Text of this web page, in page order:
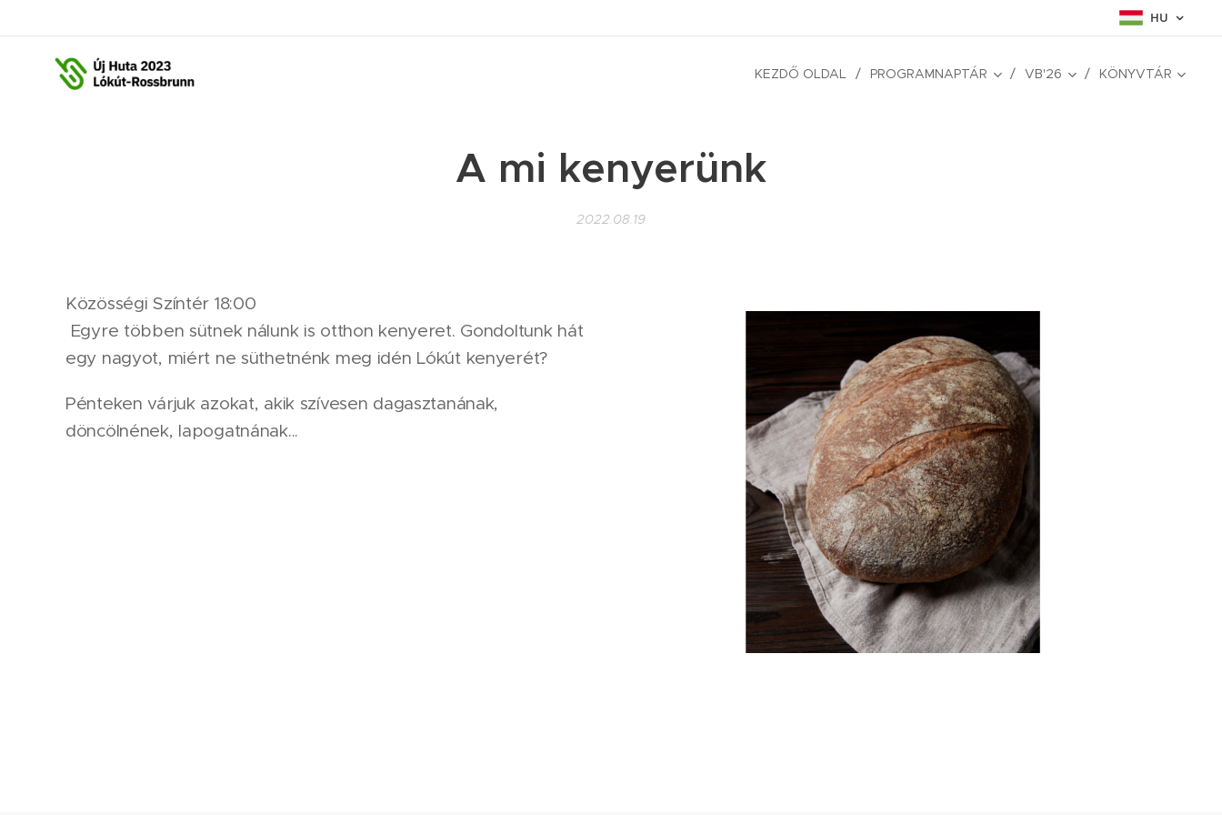
HU
KEZDŐ OLDAL PROGRAMNAPTÁR VB'26 KÖNYVTÁR
A mi kenyerünk
2022.08.19
Közösségi Színtér 18:00
Egyre többen sütnek nálunk is otthon kenyeret. Gondoltunk hát
egy nagyot, miért ne süthetnénk meg idén Lókút kenyerét?
Pénteken várjuk azokat, akik szívesen dagasztanának,
döncölnének, lapogatnának...